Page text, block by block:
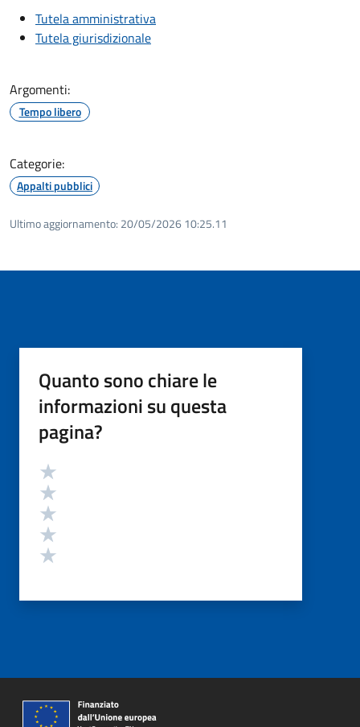
Tutela amministrativa
Tutela giurisdizionale
Argomenti:
Tempo libero
Categorie:
Appalti pubblici
Ultimo aggiornamento: 20/05/2026 10:25.11
Quanto sono chiare le
informazioni su questa
pagina?
Valutazione